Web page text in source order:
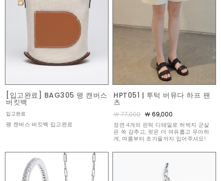
[입고완료] BAG305 팽 캔버스
버킷백
입고완료
팽 캔버스 버킷백 입고완료
HPT051 | 투턱 버뮤다 하프 팬
츠
￦ 77,000 ￦ 69,000
정면 4개의 핀턱 디테일로 허벅지 군살
은 쏙 감추고, 핏은 더 여유롭고 우아하
게, 여름부터 초가을까지 입어주셔요!